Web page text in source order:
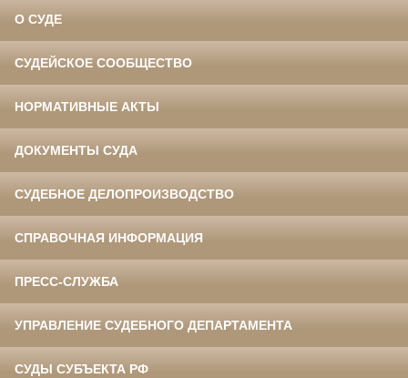
О СУДЕ
СУДЕЙСКОЕ СООБЩЕСТВО
НОРМАТИВНЫЕ АКТЫ
ДОКУМЕНТЫ СУДА
СУДЕБНОЕ ДЕЛОПРОИЗВОДСТВО
СПРАВОЧНАЯ ИНФОРМАЦИЯ
ПРЕСС-СЛУЖБА
УПРАВЛЕНИЕ СУДЕБНОГО ДЕПАРТАМЕНТА
СУДЫ СУБЪЕКТА РФ